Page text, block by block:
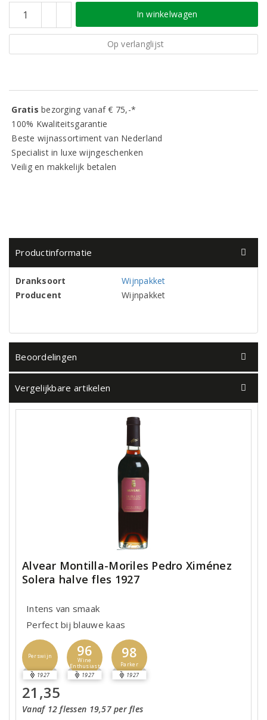
In winkelwagen
Op verlanglijst
Gratisbezorging vanaf € 75,-*
100% Kwaliteitsgarantie
Beste wijnassortiment van Nederland
Specialist in luxe wijngeschenken
Veilig en makkelijk betalen
Productinformatie
Dranksoort
Wijnpakket
Producent
Wijnpakket
Beoordelingen
Vergelijkbare artikelen
Alvear Montilla-Moriles Pedro Ximénez
Solera halve fles 1927
Intens van smaak
Perfect bij blauwe kaas
Perswijn
1927
96
Wine
Enthusiast
1927
98
Parker
1927
21,35
Vanaf 12 flessen 19,57 per fles